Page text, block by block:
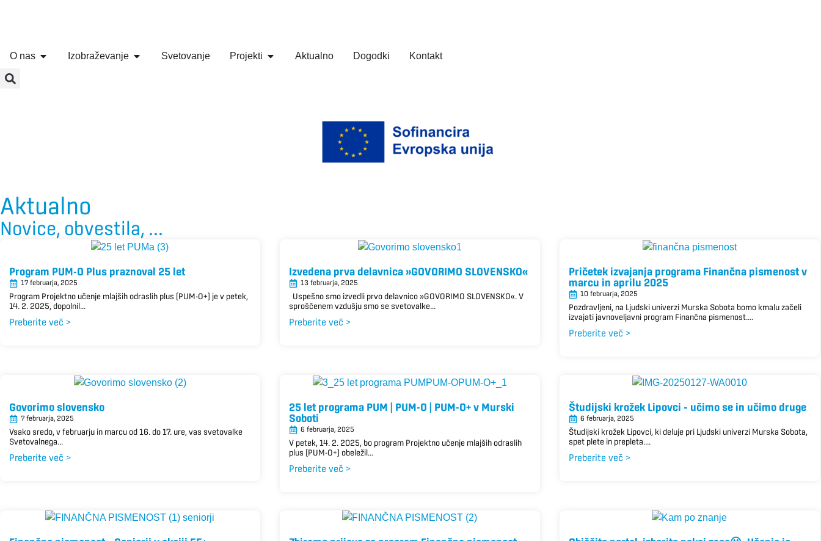
O nas Izobraževanje Svetovanje Projekti Aktualno Dogodki Kontakt
Aktualno
Novice, obvestila, ...
Program PUM-O Plus praznoval 25 let
17 februarja, 2025
Program Projektno učenje mlajših odraslih plus (PUM-O+) je v petek,
14. 2. 2025, dopolnil...
Preberite več >
Izvedena prva delavnica »GOVORIMO SLOVENSKO«
13 februarja, 2025
Uspešno smo izvedli prvo delavnico »GOVORIMO SLOVENSKO«. V
sproščenem vzdušju smo se svetovalke...
Preberite več >
Pričetek izvajanja programa Finančna pismenost v
marcu in aprilu 2025
10 februarja, 2025
Pozdravljeni, na Ljudski univerzi Murska Sobota bomo kmalu začeli
izvajati javnoveljavni program Finančna pismenost....
Preberite več >
Govorimo slovensko
7 februarja, 2025
Vsako sredo, v februarju in marcu od 16. do 17. ure, vas svetovalke
Svetovalnega...
Preberite več >
25 let programa PUM | PUM-O | PUM-O+ v Murski
Soboti
6 februarja, 2025
V petek, 14. 2. 2025, bo program Projektno učenje mlajših odraslih
plus (PUM-O+) obeležil...
Preberite več >
Študijski krožek Lipovci – učimo se in učimo druge
6 februarja, 2025
Študijski krožek Lipovci, ki deluje pri Ljudski univerzi Murska Sobota,
spet plete in prepleta....
Preberite več >